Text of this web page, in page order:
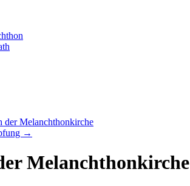
der Melanchthonkirche
→
Melanchthonkirche